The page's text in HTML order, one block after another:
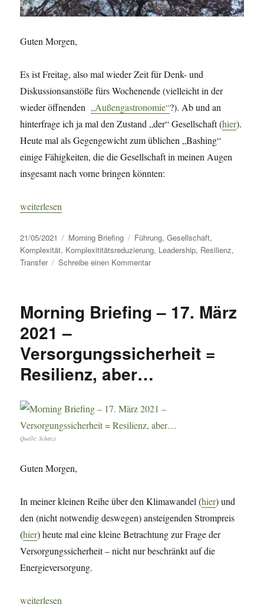
Guten Morgen,
Es ist Freitag, also mal wieder Zeit für Denk- und
Diskussionsanstöße fürs Wochenende (vielleicht in der
wieder öffnenden„Außengastronomie“?). Ab und an
hinterfrage ich ja mal den Zustand „der“ Gesellschaft (hier).
Heute mal als Gegengewicht zum üblichen „Bashing“
einige Fähigkeiten, die die Gesellschaft in meinen Augen
insgesamt nach vorne bringen könnten:
„Morning Briefing – 21. Mai 2021 – Gesellschaft – was
weiterlesen
Veröffentlicht
am
21/05/2021 Kategorien
Morning Briefing Schlagwörter
Führung,Gesellschaft,
Komplexität, Komplexititätsreduzierung, Leadership, Resilienz,
Transfer
Schreibe einen Kommentarzu
21.
Mai
–
Gesellschaft
Morning Briefing – 17. März
2021 –
Versorgungssicherheit =
Resilienz, aber…
Quelle: Schatzi
Guten Morgen,
In meiner kleinen Reihe über den Klimawandel (hier) und
den (nicht notwendig deswegen) ansteigenden Strompreis
(hier) heute mal eine kleine Betrachtung zur Frage der
Versorgungssicherheit – nicht nur beschränkt auf die
Energieversorgung.
„Morning Briefing – 17. März 2021 – Versorgungssicherheit =
weiterlesen